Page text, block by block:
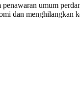
umum
dan menghilangkan